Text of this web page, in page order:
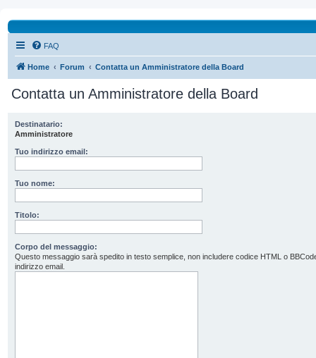
FAQ
Home Forum Contatta un Amministratore della Board
Contatta un Amministratore della Board
Destinatario:
Amministratore
Tuo indirizzo email:
Tuo nome:
Titolo:
Corpo del messaggio:
Questo messaggio sarà spedito in testo semplice, non includere codice HTML o
indirizzo email.